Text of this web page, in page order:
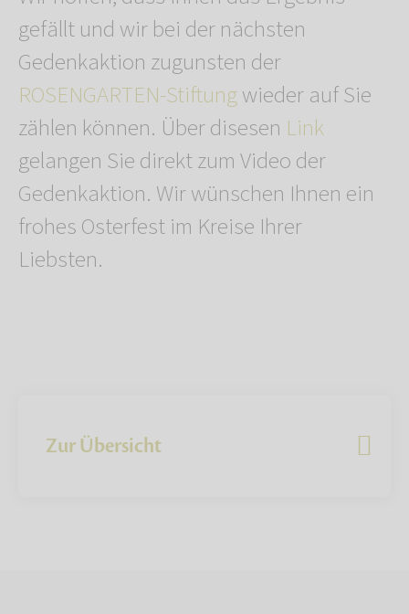
gefällt und wir bei der nächsten
Gedenkaktion zugunsten der
ROSENGARTEN-Stiftungwieder auf Sie
zählen können. Über disesen Link
gelangen Sie direkt zum Video der
Gedenkaktion. Wir wünschen Ihnen ein
frohes Osterfest im Kreise Ihrer
Liebsten.
Zur Übersicht